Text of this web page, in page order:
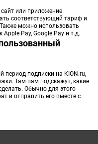
или приложение
соответствующий тариф и
можно использовать
Pay, Google Pay и т.д.
период подписки на KION.ru,
Там вам подскажут, какие
Обычно для этого
и отправить его вместе с